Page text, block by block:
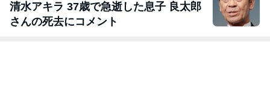
清水アキラ 37歳で急逝した息子 良太郎
さんの死去にコメント